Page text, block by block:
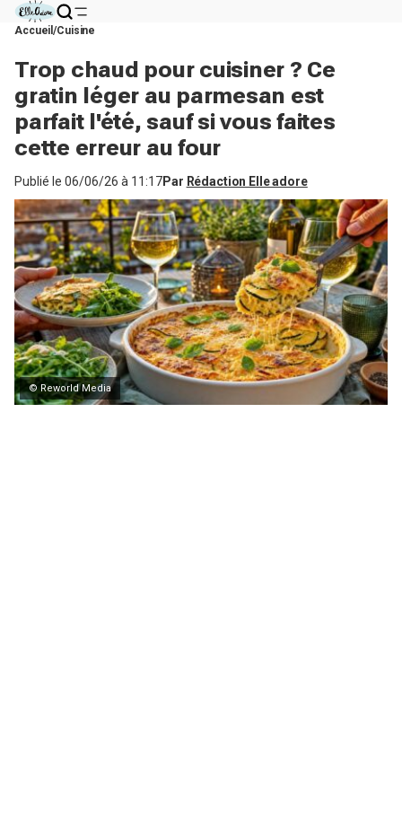
Accueil Cuisine
Trop chaud pour cuisiner ? Ce
gratin léger au parmesan est
parfait l'été, sauf si vous faites
cette erreur au four
Publié le 06/06/26 à 11:17Par Rédaction Elle adore
© Reworld Media